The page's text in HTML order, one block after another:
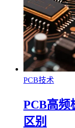
PCB技术
PCB高频
区别